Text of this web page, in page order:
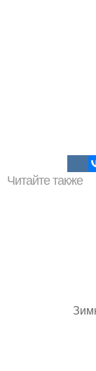
Читайте также